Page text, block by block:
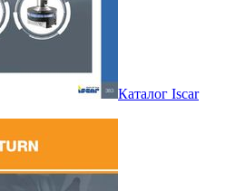
Каталог Iscar